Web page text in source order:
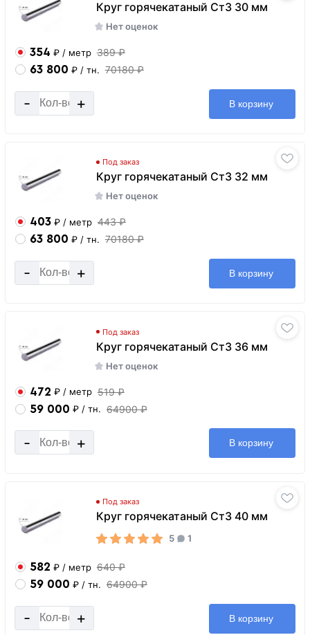
Круг горячекатаный Ст3 30 мм
Нет оценок
354 ₽ / метр 389 ₽
63 800 ₽ / тн. 70180 ₽
- + В корзину
Под заказ
Круг горячекатаный Ст3 32 мм
Нет оценок
403 ₽ / метр 443 ₽
63 800 ₽ / тн. 70180 ₽
- + В корзину
Под заказ
Круг горячекатаный Ст3 36 мм
Нет оценок
472 ₽ / метр 519 ₽
59 000 ₽ / тн. 64900 ₽
- + В корзину
Под заказ
Круг горячекатаный Ст3 40 мм
5 1
582 ₽ / метр 640 ₽
59 000 ₽ / тн. 64900 ₽
- + В корзину